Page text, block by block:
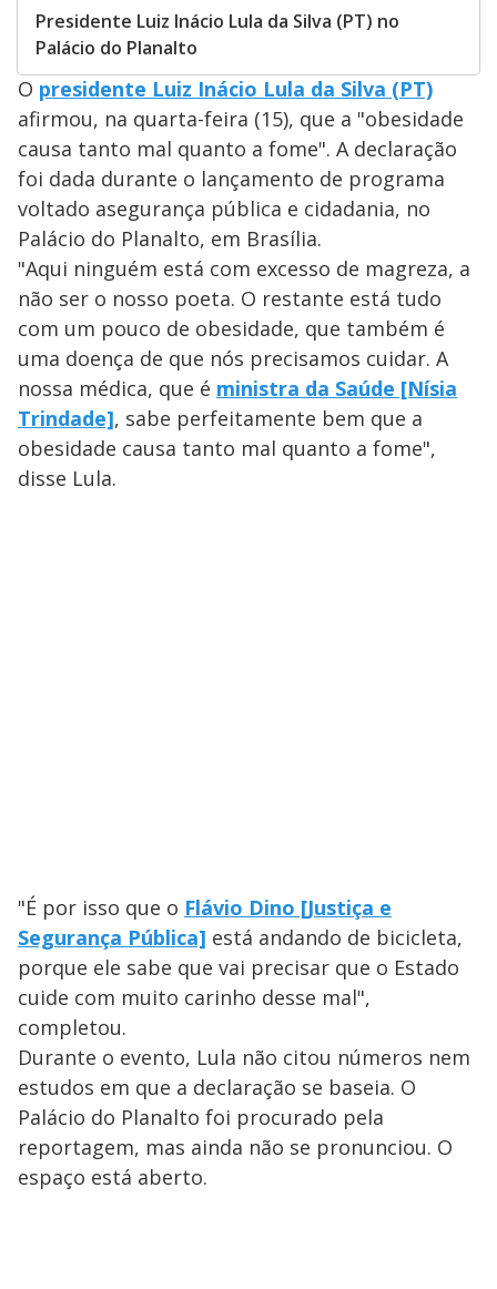
Presidente Luiz Inácio Lula da Silva (PT) no
Palácio do Planalto
O presidente Luiz Inácio Lula da Silva (PT)
afirmou, na quarta-feira (15), que a "obesidade
causa tanto mal quanto a fome". A declaração
foi dada durante o lançamento de programa
voltado asegurança pública e cidadania, no
Palácio do Planalto, em Brasília.
"Aqui ninguém está com excesso de magreza, a
não ser o nosso poeta. O restante está tudo
com um pouco de obesidade, que também é
uma doença de que nós precisamos cuidar. A
nossa médica, que é ministra da Saúde [Nísia
Trindade], sabe perfeitamente bem que a
obesidade causa tanto mal quanto a fome",
disse Lula.
"É por isso que o Flávio Dino [Justiça e
Segurança Pública] está andando de bicicleta,
porque ele sabe que vai precisar que o Estado
cuide com muito carinho desse mal",
completou.
Durante o evento, Lula não citou números nem
estudos em que a declaração se baseia. O
Palácio do Planalto foi procurado pela
reportagem, mas ainda não se pronunciou. O
espaço está aberto.